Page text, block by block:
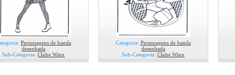
Personagens de banda
desenhada
Sub-Categoria: Clube Winx
Categoria: Personagens de banda
desenhada
Sub-Categoria: Clube Winx